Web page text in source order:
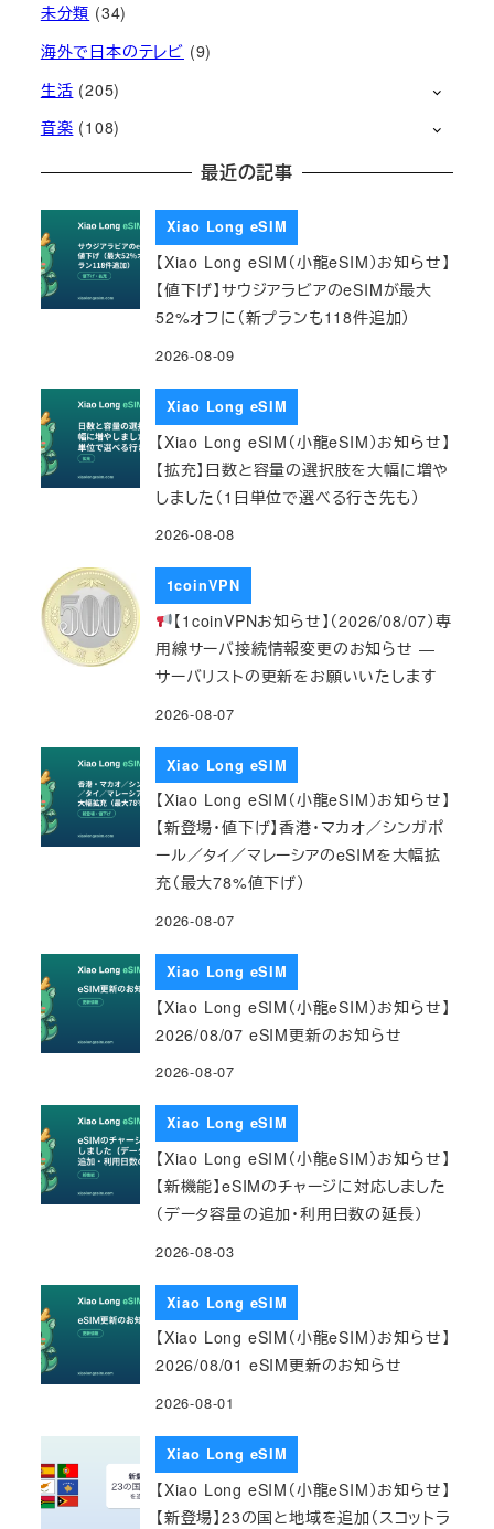
未分類 (34)
海外で日本のテレビ (9)
生活 (205)
音楽 (108)
最近の記事
Xiao Long eSIM
【Xiao Long eSIM（小龍eSIM）お知らせ】
【値下げ】サウジアラビアのeSIMが最大
52%オフに（新プランも118件追加）
2026-08-09
Xiao Long eSIM
【Xiao Long eSIM（小龍eSIM）お知らせ】
【拡充】日数と容量の選択肢を大幅に増や
しました（1日単位で選べる行き先も）
2026-08-08
1coinVPN
【1coinVPNお知らせ】（2026/08/07）専
用線サーバ接続情報変更のお知らせ ―
サーバリストの更新をお願いいたします
2026-08-07
Xiao Long eSIM
【Xiao Long eSIM（小龍eSIM）お知らせ】
【新登場・値下げ】香港・マカオ／シンガポ
ール／タイ／マレーシアのeSIMを大幅拡
充（最大78%値下げ）
2026-08-07
Xiao Long eSIM
【Xiao Long eSIM（小龍eSIM）お知らせ】
2026/08/07 eSIM更新のお知らせ
2026-08-07
Xiao Long eSIM
【Xiao Long eSIM（小龍eSIM）お知らせ】
【新機能】eSIMのチャージに対応しました
（データ容量の追加・利用日数の延長）
2026-08-03
Xiao Long eSIM
【Xiao Long eSIM（小龍eSIM）お知らせ】
2026/08/01 eSIM更新のお知らせ
2026-08-01
Xiao Long eSIM
【Xiao Long eSIM（小龍eSIM）お知らせ】
【新登場】23の国と地域を追加（スコットラ